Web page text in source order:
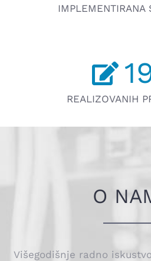
IMPLEMENTIRANA
REALIZOVANIH
O
Višegodišnje radno